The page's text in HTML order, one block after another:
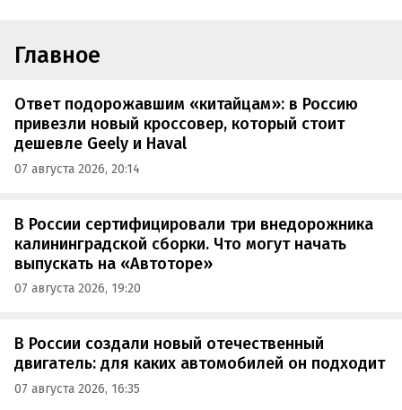
Главное
Ответ подорожавшим «китайцам»: в Россию
привезли новый кроссовер, который стоит
дешевле Geely и Haval
07 августа 2026, 20:14
В России сертифицировали три внедорожника
калининградской сборки. Что могут начать
выпускать на «Автоторе»
07 августа 2026, 19:20
В России создали новый отечественный
двигатель: для каких автомобилей он подходит
07 августа 2026, 16:35